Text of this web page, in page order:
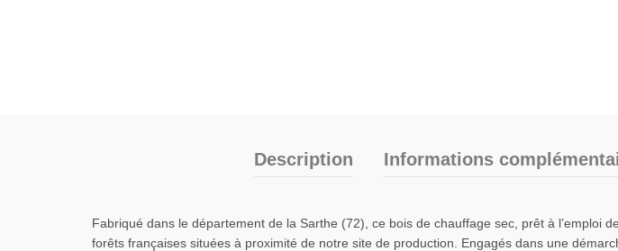
Description Informations
Fabriqué dans le département de la Sarthe (72), ce bois de chauffage sec, prêt à
forêts françaises situées à proximité de notre site de production. Engagés dans une